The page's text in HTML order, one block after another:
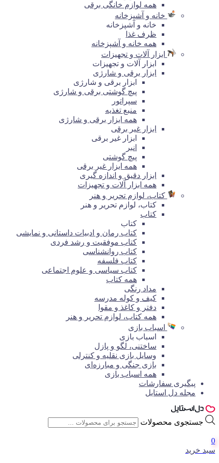
همه لوازم خانگی برقی
خانه و آشپزخانه
خانه و آشپزخانه
ظرف غذا
همه خانه و آشپزخانه
ابزار آلات و تجهیزات
ابزار آلات و تجهیزات
ابزار برقی و شارژی
ابزار برقی و شارژی
پیچ گوشتی برقی و شارژی
سپراتور
منبع تغذیه
همه ابزار برقی و شارژی
ابزار غیر برقی
ابزار غیر برقی
انبر
پیچ گوشتی
همه ابزار غیر برقی
ابزار دقیق و اندازه گیری
همه ابزار آلات و تجهیزات
کتاب، لوازم تحریر و هنر
کتاب، لوازم تحریر و هنر
کتاب
کتاب
کتاب رمان و ادبیات داستانی و نمایشی
کتاب موفقیت و رشد فردی
کتاب روانشناسی
کتاب فلسفه
کتاب سیاسی و علوم اجتماعی
همه کتاب
مداد رنگی
کیف و کوله مدرسه
دفتر و کاغذ و مقوا
همه کتاب، لوازم تحریر و هنر
اسباب بازی
اسباب بازی
ساختنی، لگو و پازل
وسایل بازی نقلیه و کنترلی
بازی جنگی و مبارزه‌ای
همه اسباب بازی
پیگیری سفارشات
مجله دل استایل
جستجوی محصولات
0
سبد خرید